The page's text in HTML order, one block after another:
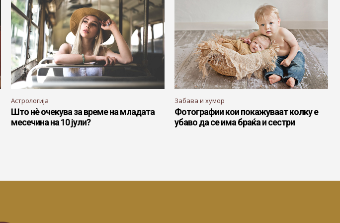
Астрологија
Што нè очекува за време на младата
месечина на 10 јули?
Забава и хумор
Фотографии кои покажуваат колку е
убаво да се има браќа и сестри